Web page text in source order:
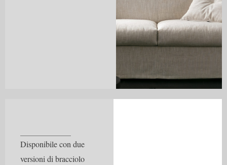
Disponibile con due
versioni di bracciolo